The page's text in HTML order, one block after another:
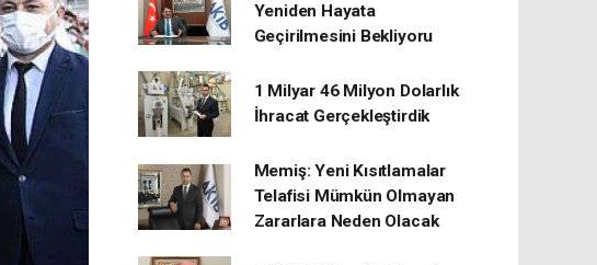
Yeniden Hayata
Geçirilmesini Bekliyoru
1 Milyar 46 Milyon Dolarlık
İhracat Gerçekleştirdik
Memiş: Yeni Kısıtlamalar
Telafisi Mümkün Olmayan
Zararlara Neden Olacak